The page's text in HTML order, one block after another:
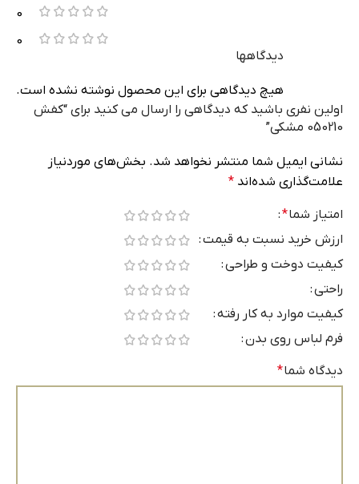
0
0
دیدگاهها
هیچ دیدگاهی برای این محصول نوشته نشده است.
اولین نفری باشید که دیدگاهی را ارسال می کنید برای “کفش
050210 مشکی”
نشانی ایمیل شما منتشر نخواهد شد. بخش‌های موردنیاز
علامت‌گذاری شده‌اند *
امتیاز شما*
ارزش خرید نسبت به قیمت
کیفیت دوخت و طراحی
راحتی
کیفیت موارد به کار رفته
فرم لباس روی بدن
دیدگاه شما*